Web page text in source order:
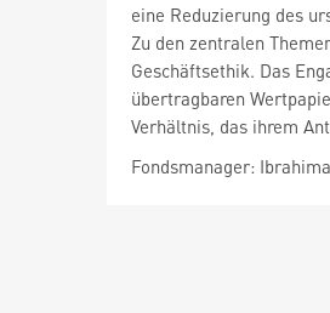
eine Reduzierung des
Zu den zentralen
Geschäftsethik. Das
übertragbaren
Verhältnis, das ihrem
Fondsmanager: